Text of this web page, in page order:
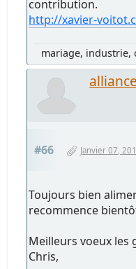
contribution.
http://xavier-
mariage, industrie,
#66 Janvier 07,
Toujours bien
recommence
Meilleurs voeux les
Chris,